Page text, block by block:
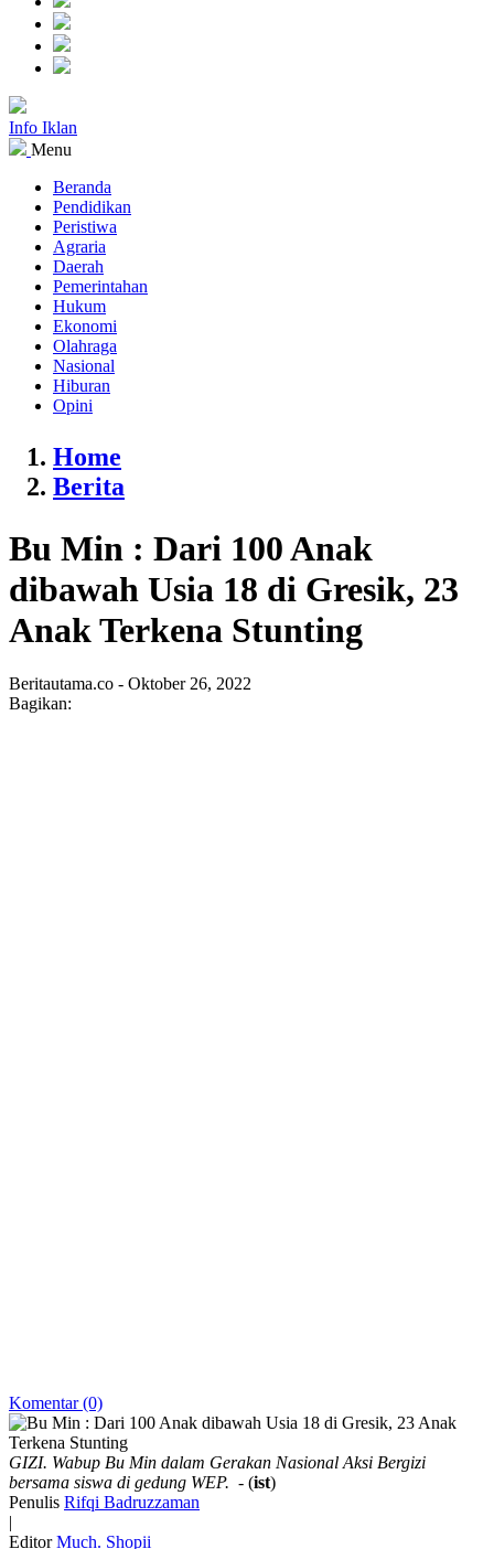
Info Iklan
Menu
Beranda
Pendidikan
Peristiwa
Agraria
Daerah
Pemerintahan
Hukum
Ekonomi
Olahraga
Nasional
Hiburan
Opini
Home
Berita
Bu Min : Dari 100 Anak
dibawah Usia 18 di Gresik, 23
Anak Terkena Stunting
Beritautama.co - Oktober 26, 2022
Bagikan:
Komentar (0)
GIZI. Wabup Bu Min dalam Gerakan Nasional Aksi Bergizi
bersama siswa di gedung WEP. - (ist)
Penulis Rifqi Badruzzaman
|
Editor Much. Shopii